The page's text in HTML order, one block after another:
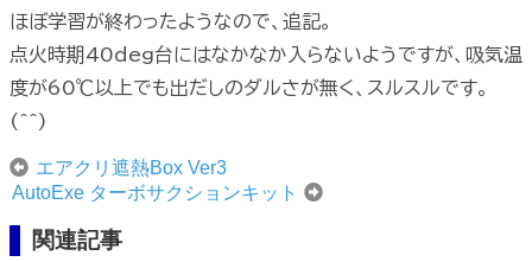
ほぼ学習が終わったようなので、追記。
点火時期40deg台にはなかなか入らないようですが、吸気温
度が60℃以上でも出だしのダルさが無く、スルスルです。
(^^)
エアクリ遮熱Box Ver3
AutoExe ターボサクションキット
関連記事